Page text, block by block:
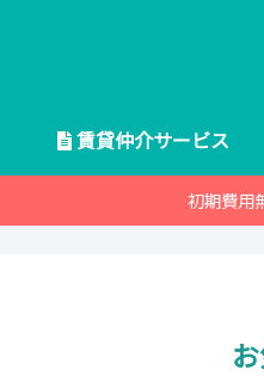
賃貸仲介サービス
初期費用